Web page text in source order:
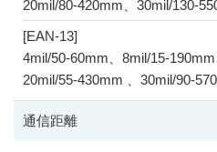
20mil/80-420mm、30mil/130-
[EAN-13]
4mil/50-60mm、8mil/15-190mm
20mil/55-430mm 、30mil/90-
通信距離